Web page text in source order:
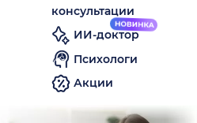
консультации
ИИ-доктор
Психологи
Акции